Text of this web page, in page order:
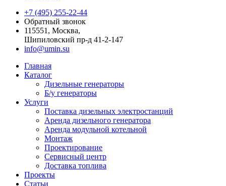
+7 (495) 255-22-44
Обратный звонок
115551, Москва,
Шипиловский пр-д 41-2-147
info@umin.su
Главная
Каталог
Дизельные генераторы
Б/у генераторы
Услуги
Поставка дизельных электростанций
Аренда дизельного генератора
Аренда модульной котельной
Монтаж
Проектирование
Сервисный центр
Доставка топлива
Проекты
Статьи